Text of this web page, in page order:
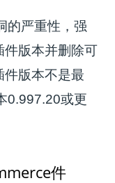
的严重性，强
件版本并删除可
件版本不是最
0.997.20或更
件